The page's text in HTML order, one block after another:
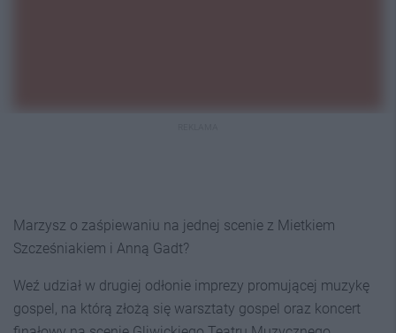
Marzysz o zaśpiewaniu na jednej scenie z Mietkiem
Szcześniakiem i Anną Gadt?
Weź udział w drugiej odłonie imprezy promującej muzykę
gospel, na którą złożą się warsztaty gospel oraz koncert